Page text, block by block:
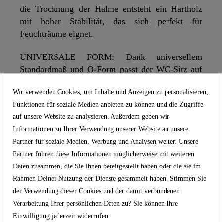
die Trocknung der Halme entsteht ein Hartholz
mit hoher Stabilität, das sich perfekt für
Feuchträume eignet.
UNIVERSALE FORM: Dank universellem
Standardmaß und O-Form passt der WC-Sitz auf
(Details zu der Bemaßung in technischer
Zeichnung).
EINFACHE MONTAGE: Vollständiges
Befestigungsmaterial und eine mehrsprachige
Anleitung ist im Lieferumfang enthalten. Damit
ist eine schnelle und einfache Montage der
Klobrille garantiert.
Nachhaltigkeit: Bambus ist ein nachwachsender
Rohstoff - ein kleiner Beitrag für die Umwelt
Wir verwenden Cookies, um Inhalte und Anzeigen zu personalisieren,
Funktionen für soziale Medien anbieten zu können und die Zugriffe
auf unsere Website zu analysieren. Außerdem geben wir
Informationen zu Ihrer Verwendung unserer Website an unsere
Partner für soziale Medien, Werbung und Analysen weiter. Unsere
Partner führen diese Informationen möglicherweise mit weiteren
Daten zusammen, die Sie ihnen bereitgestellt haben oder die sie im
Rahmen Deiner Nutzung der Dienste gesammelt haben. Stimmen Sie
der Verwendung dieser Cookies und der damit verbundenen
Verarbeitung Ihrer persönlichen Daten zu? Sie können Ihre
Einwilligung jederzeit widerrufen.